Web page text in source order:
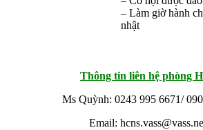
– Làm giờ hành
nhật
Thông tin liên hệ phòng
Ms Quỳnh: 0243 995 6671/
Email: